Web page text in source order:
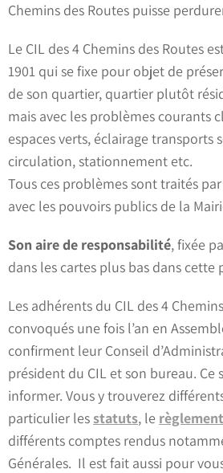
Chemins des Routes puisse
Le CIL des 4 Chemins des Routes
1901 qui se fixe pour objet de
de son quartier, quartier plutôt
mais avec les problèmes courants
espaces verts, éclairage transports
circulation, stationnement etc.
Tous ces problèmes sont traités
avec les pouvoirs publics de la
Son aire de responsabilité, fixée
dans les cartes plus bas dans cette
Les adhérents du CIL des 4
convoqués une fois l’an en
confirment leur Conseil
président du CIL et son bureau. Ce
informer. Vous y trouverez
particulier lesstatuts, le
différents comptes rendus
Générales. Il est fait aussi pour